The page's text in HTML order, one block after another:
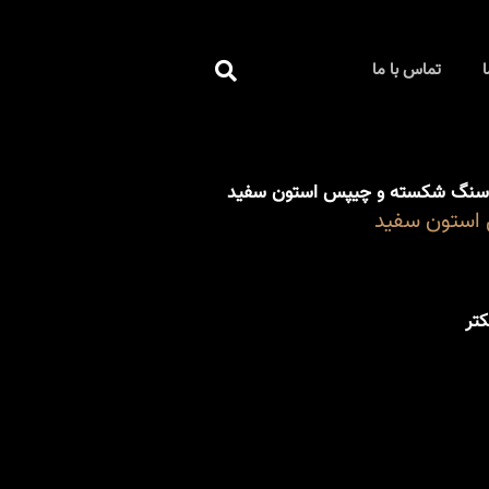
تماس با ما جستجو
کردن
شکسته و چیپس استون سفید
سفید